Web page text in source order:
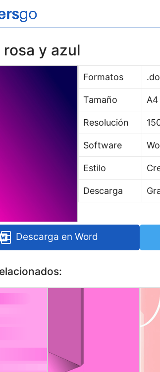
rosa y azul
Formatos
Tamaño A4
Resolución
Software
Estilo
Descarga
Descarga en Word